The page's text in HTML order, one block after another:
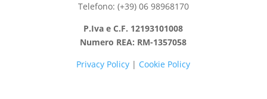
Telefono: (+39) 06 98968170
P.Iva e C.F. 12193101008
Numero REA: RM-1357058
Privacy Policy | Cookie Policy